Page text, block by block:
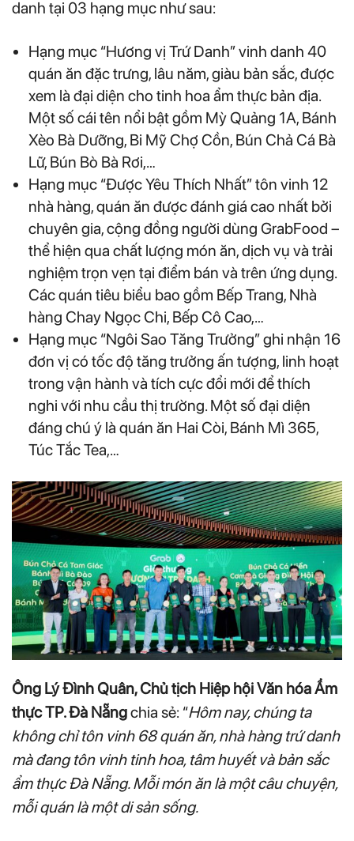
danh tại 03 hạng mục như sau:
Hạng mục “Hương vị Trứ Danh” vinh danh 40
quán ăn đặc trưng, lâu năm, giàu bản sắc, được
xem là đại diện cho tinh hoa ẩm thực bản địa.
Một số cái tên nổi bật gồm Mỳ Quảng 1A, Bánh
Xèo Bà Dưỡng, Bi Mỹ Chợ Cồn, Bún Chả Cá Bà
Lữ, Bún Bò Bà Rơi,…
Hạng mục “Được Yêu Thích Nhất” tôn vinh 12
nhà hàng, quán ăn được đánh giá cao nhất bởi
chuyên gia, cộng đồng người dùng GrabFood –
thể hiện qua chất lượng món ăn, dịch vụ và trải
nghiệm trọn vẹn tại điểm bán và trên ứng dụng.
Các quán tiêu biểu bao gồm Bếp Trang, Nhà
hàng Chay Ngọc Chi, Bếp Cô Cao,…
Hạng mục “Ngôi Sao Tăng Trưởng” ghi nhận 16
đơn vị có tốc độ tăng trưởng ấn tượng, linh hoạt
trong vận hành và tích cực đổi mới để thích
nghi với nhu cầu thị trường. Một số đại diện
đáng chú ý là quán ăn Hai Còi, Bánh Mì 365,
Túc Tắc Tea,…
Ông Lý Đình Quân, Chủ tịch Hiệp hội Văn hóa Ẩm
thực TP. Đà Nẵngchia sẻ: “Hôm nay, chúng ta
không chỉ tôn vinh 68 quán ăn, nhà hàng trứ danh
mà đang tôn vinh tinh hoa, tâm huyết và bản sắc
ẩm thực Đà Nẵng. Mỗi món ăn là một câu chuyện,
mỗi quán là một di sản sống.